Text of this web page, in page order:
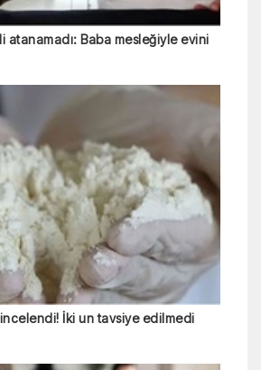
atanamadı: Baba mesleğiyle evini
İki un tavsiye edilmedi